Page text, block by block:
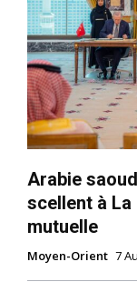
Arabie
scellent à
mutuelle
Moyen-Orient 7